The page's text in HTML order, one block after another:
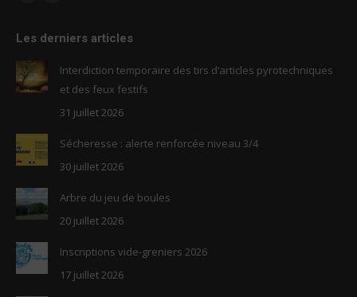
opens
in
new
opens
new
window
Les derniers articles
Interdiction temporaire des tirs d’articles pyrotechniques
et des feux festifs
31 juillet 2026
Sécheresse : alerte renforcée niveau 3/4
30 juillet 2026
Arbre du jeu de boules
20 juillet 2026
Inscriptions vide-greniers 2026
17 juillet 2026